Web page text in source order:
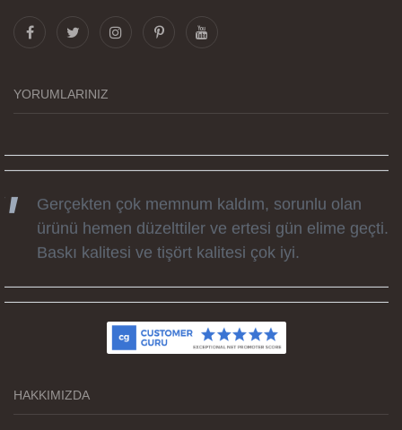
YORUMLARINIZ
Görselleri ve baskı kalitesi harika. Övünç Bey'in
tüm süreçteki desteği ile siparislerim kısa
günü hediyesi oldu. Kammana ailesine tüm
emekleri icin sonsuz teşekkürler.
Gerçekten çok memnum kaldım, sorunlu olan
ürünü hemen düzelttiler ve ertesi gün elime geçti.
Baskı kalitesi ve tişört kalitesi çok iyi.
Kumaş kalitesi ve basım harika.
Teşekkürler
HAKKIMIZDA